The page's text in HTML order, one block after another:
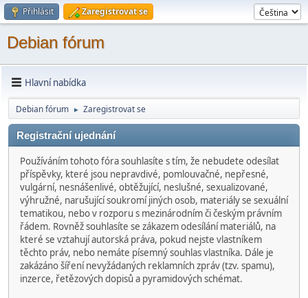
Přihlásit Zaregistrovat se
Debian fórum
Hlavní nabídka
Debian fórum ► Zaregistrovat se
Registrační ujednání
Používáním tohoto fóra souhlasíte s tím, že nebudete odesílat
příspěvky, které jsou nepravdivé, pomlouvačné, nepřesné,
vulgární, nesnášenlivé, obtěžující, neslušné, sexualizované,
výhružné, narušující soukromí jiných osob, materiály se sexuální
tematikou, nebo v rozporu s mezinárodním či českým právním
řádem. Rovněž souhlasíte se zákazem odesílání materiálů, na
které se vztahují autorská práva, pokud nejste vlastníkem
těchto práv, nebo nemáte písemný souhlas vlastníka. Dále je
zakázáno šíření nevyžádaných reklamních zpráv (tzv. spamu),
inzerce, řetězových dopisů a pyramidových schémat.